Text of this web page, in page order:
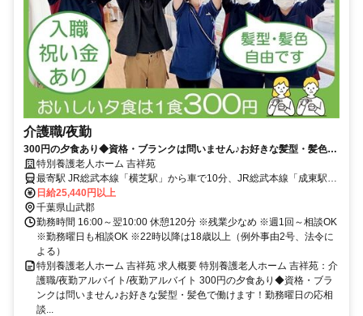
介護職/夜勤
300円の夕食あり◆資格・ブランクは問いません♪お好きな髪型・髪色で
働けます！勤務曜日の応相談◎入職祝い金を支給◇【山武郡横芝光町・
横芝駅/成東駅/八日市場駅・特養・介護職・夜勤アルバイト】
特別養護老人ホーム 吉祥苑
最寄駅 JR総武本線「横芝駅」から車で10分、JR総武本線「成東駅」
「八日市場駅」から車で20分
日給25,440円以上
千葉県山武郡
勤務時間 16:00～翌10:00 休憩120分 ※残業少なめ ※週1回～相談OK
※勤務曜日も相談OK ※22時以降は18歳以上（例外事由2号、法令に
よる）
特別養護老人ホーム 吉祥苑 求人概要 特別養護老人ホーム 吉祥苑：介
護職/夜勤アルバイト/夜勤アルバイト 300円の夕食あり◆資格・ブラ
ンクは問いません♪お好きな髪型・髪色で働けます！勤務曜日の応相
談...